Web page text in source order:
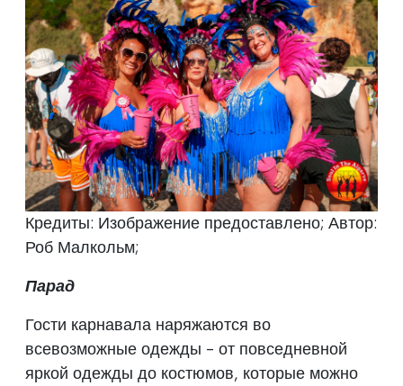
Кредиты: Изображение предоставлено; Автор:
Роб Малкольм;
Парад
Гости карнавала наряжаются во
всевозможные одежды - от повседневной
яркой одежды до костюмов, которые можно